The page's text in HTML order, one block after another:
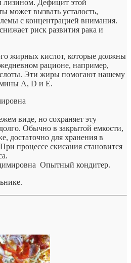
лизином. Дефицит этой
может вызвать усталость,
с концентрацией внимания.
риск развития рака и
жирных кислот, которые должны
рационе, например,
Эти жиры помогают нашему
А, D и Е.
виде, но сохраняет эту
Обычно в закрытой емкости,
достаточно для хранения в
процессе скисания становится
Опытный кондитер.